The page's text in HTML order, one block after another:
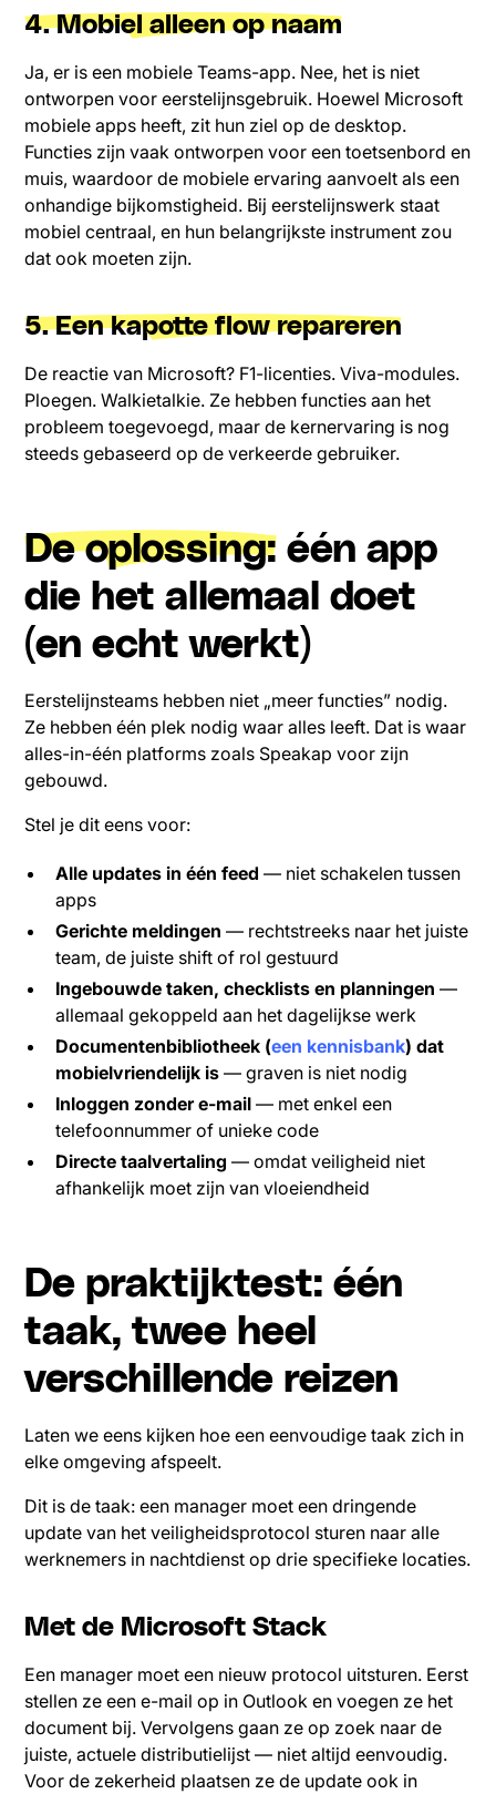
4. Mobiel alleen op naam
Ja, er is een mobiele Teams-app. Nee, het is niet
ontworpen voor eerstelijnsgebruik. Hoewel Microsoft
mobiele apps heeft, zit hun ziel op de desktop.
Functies zijn vaak ontworpen voor een toetsenbord en
muis, waardoor de mobiele ervaring aanvoelt als een
onhandige bijkomstigheid. Bij eerstelijnswerk staat
mobiel centraal, en hun belangrijkste instrument zou
dat ook moeten zijn.
5. Een kapotte flow repareren
De reactie van Microsoft? F1-licenties. Viva-modules.
Ploegen. Walkietalkie. Ze hebben functies aan het
probleem toegevoegd, maar de kernervaring is nog
steeds gebaseerd op de verkeerde gebruiker.
De oplossing: één app
die het allemaal doet
(en echt werkt)
Eerstelijnsteams hebben niet „meer functies” nodig.
Ze hebben één plek nodig waar alles leeft. Dat is waar
alles-in-één platforms zoals Speakap voor zijn
gebouwd.
Stel je dit eens voor:
Alle updates in één feed — niet schakelen tussen
apps
Gerichte meldingen — rechtstreeks naar het juiste
team, de juiste shift of rol gestuurd
Ingebouwde taken, checklists en planningen —
allemaal gekoppeld aan het dagelijkse werk
Documentenbibliotheek (een kennisbank) dat
mobielvriendelijk is — graven is niet nodig
Inloggen zonder e-mail — met enkel een
telefoonnummer of unieke code
Directe taalvertaling — omdat veiligheid niet
afhankelijk moet zijn van vloeiendheid
De praktijktest: één
taak, twee heel
verschillende reizen
Laten we eens kijken hoe een eenvoudige taak zich in
elke omgeving afspeelt.
Dit is de taak: een manager moet een dringende
update van het veiligheidsprotocol sturen naar alle
werknemers in nachtdienst op drie specifieke locaties.
Met de Microsoft Stack
Een manager moet een nieuw protocol uitsturen. Eerst
stellen ze een e-mail op in Outlook en voegen ze het
document bij. Vervolgens gaan ze op zoek naar de
juiste, actuele distributielijst — niet altijd eenvoudig.
Voor de zekerheid plaatsen ze de update ook in